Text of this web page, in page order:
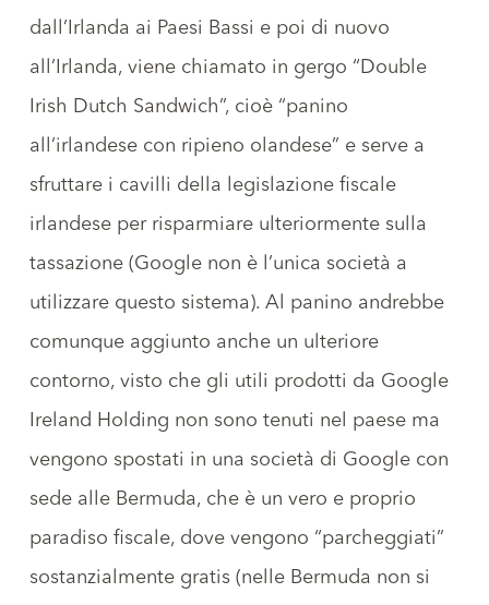
dall’Irlanda ai Paesi Bassi e poi di nuovo
all’Irlanda, viene chiamato in gergo “Double
Irish Dutch Sandwich”, cioè “panino
all’irlandese con ripieno olandese” e serve a
sfruttare i cavilli della legislazione fiscale
irlandese per risparmiare ulteriormente sulla
tassazione (Google non è l’unica società a
utilizzare questo sistema). Al panino andrebbe
comunque aggiunto anche un ulteriore
contorno, visto che gli utili prodotti da Google
Ireland Holding non sono tenuti nel paese ma
vengono spostati in una società di Google con
sede alle Bermuda, che è un vero e proprio
paradiso fiscale, dove vengono “parcheggiati”
sostanzialmente gratis (nelle Bermuda non si